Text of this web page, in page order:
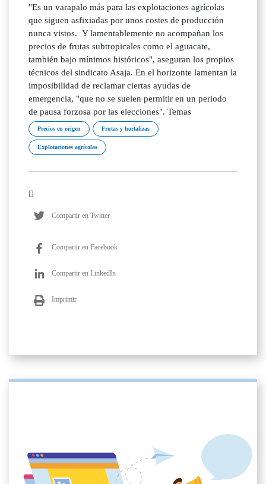
"Es un varapalo más para las explotaciones agrícolas
que siguen asfixiadas por unos costes de producción
nunca vistos. Y lamentablemente no acompañan los
precios de frutas subtropicales como el aguacate,
también bajo mínimos históricos", aseguran los propios
técnicos del sindicato Asaja. En el horizonte lamentan la
imposibilidad de reclamar ciertas ayudas de
emergencia, "que no se suelen permitir en un periodo
de pausa forzosa por las elecciones". Temas
Precios en origen Frutas y hortalizas
Explotaciones agrícolas
Compartir en Twitter
Compartir en Facebook
Compartir en LinkedIn
Imprimir